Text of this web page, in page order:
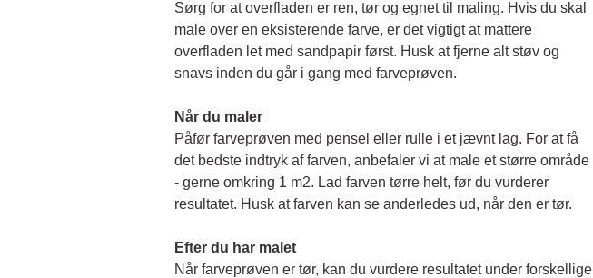
Sørg for at overfladen er ren, tør og egnet til maling. Hvis du skal
male over en eksisterende farve, er det vigtigt at mattere
overfladen let med sandpapir først. Husk at fjerne alt støv og
snavs inden du går i gang med farveprøven.
Når du maler
Påfør farveprøven med pensel eller rulle i et jævnt lag. For at få
det bedste indtryk af farven, anbefaler vi at male et større område
- gerne omkring 1 m2. Lad farven tørre helt, før du vurderer
resultatet. Husk at farven kan se anderledes ud, når den er tør.
Efter du har malet
Når farveprøven er tør, kan du vurdere resultatet under forskellige